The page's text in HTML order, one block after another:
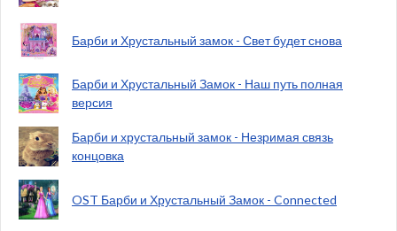
Барби и Хрустальный замок - Свет будет снова
Барби и Хрустальный Замок - Наш путь полная
версия
Барби и хрустальный замок - Незримая связь
концовка
OST Барби и Хрустальный Замок - Connected